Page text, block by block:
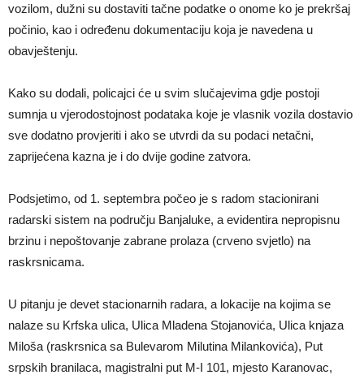
vozilom, dužni su dostaviti tačne podatke o onome ko je prekršaj
počinio, kao i određenu dokumentaciju koja je navedena u
obavještenju.
Kako su dodali, policajci će u svim slučajevima gdje postoji
sumnja u vjerodostojnost podataka koje je vlasnik vozila dostavio
sve dodatno provjeriti i ako se utvrdi da su podaci netačni,
zaprijećena kazna je i do dvije godine zatvora.
Podsjetimo, od 1. septembra počeo je s radom stacionirani
radarski sistem na području Banjaluke, a evidentira nepropisnu
brzinu i nepoštovanje zabrane prolaza (crveno svjetlo) na
raskrsnicama.
U pitanju je devet stacionarnih radara, a lokacije na kojima se
nalaze su Krfska ulica, Ulica Mladena Stojanovića, Ulica knjaza
Miloša (raskrsnica sa Bulevarom Milutina Milankovića), Put
srpskih branilaca, magistralni put M-I 101, mjesto Karanovac,